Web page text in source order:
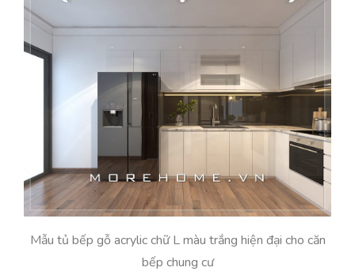
Mẫu tủ bếp gỗ acrylic chữ L màu trắng hiện đại cho căn
bếp chung cư